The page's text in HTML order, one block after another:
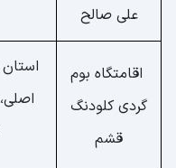
علی صالح
اقامتگاه بوم
گردی کلودنگ
قشم